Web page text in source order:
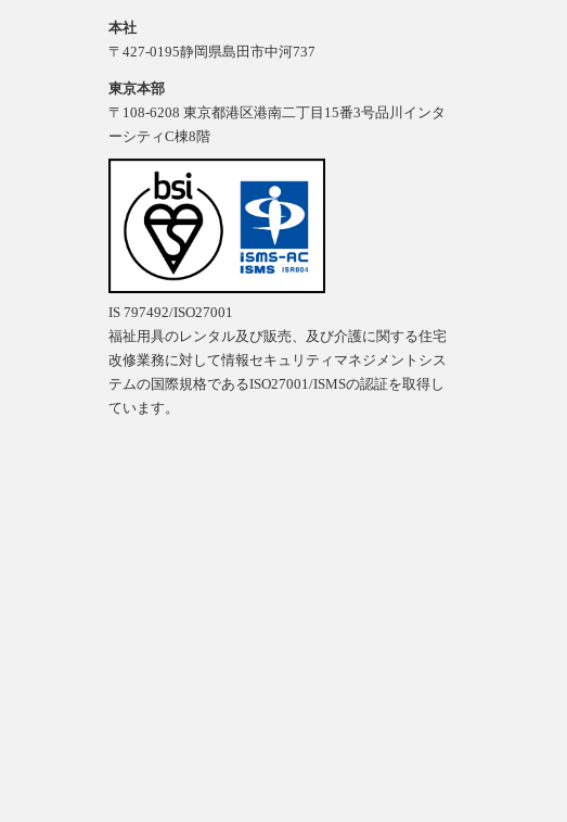
本社
〒427-0195静岡県島田市中河737
東京本部
〒108-6208 東京都港区港南二丁目15番3号品川インタ
ーシティC棟8階
IS 797492/ISO27001
福祉用具のレンタル及び販売、及び介護に関する住宅
改修業務に対して情報セキュリティマネジメントシス
テムの国際規格であるISO27001/ISMSの認証を取得し
ています。